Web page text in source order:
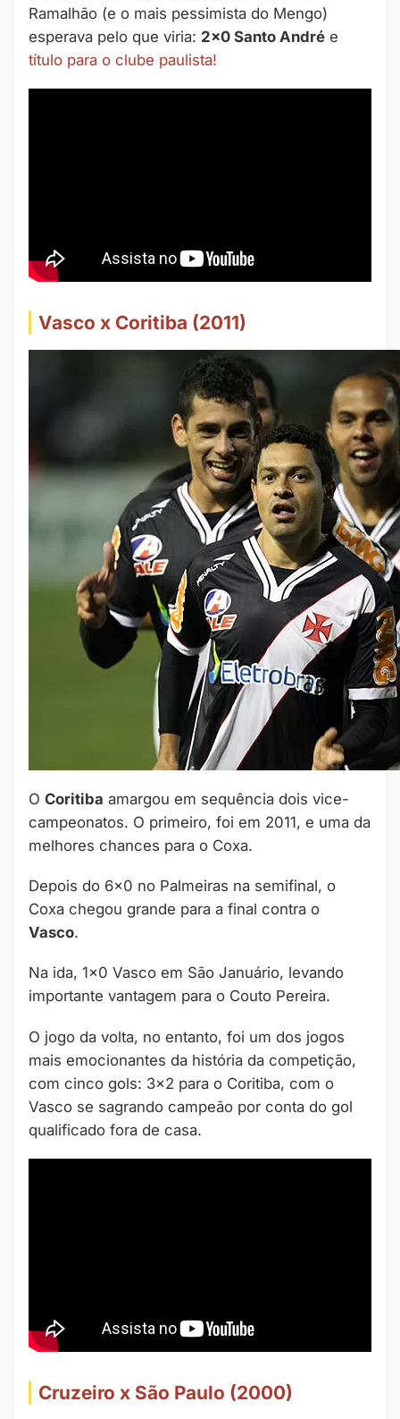
Ramalhão (e o mais pessimista do Mengo)
esperava pelo que viria: 2×0 Santo André e
título para o clube paulista!
Vasco x Coritiba (2011)
O Coritiba amargou em sequência dois vice-
campeonatos. O primeiro, foi em 2011, e uma da
melhores chances para o Coxa.
Depois do 6×0 no Palmeiras na semifinal, o
Coxa chegou grande para a final contra o
Vasco.
Na ida, 1×0 Vasco em São Januário, levando
importante vantagem para o Couto Pereira.
O jogo da volta, no entanto, foi um dos jogos
mais emocionantes da história da competição,
com cinco gols: 3×2 para o Coritiba, com o
Vasco se sagrando campeão por conta do gol
qualificado fora de casa.
Cruzeiro x São Paulo (2000)